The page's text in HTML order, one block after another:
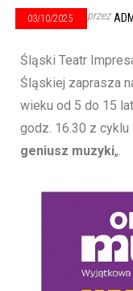
03/10/2025 przez
Śląski Teatr
Śląskiej zaprasza
wieku od 5 do 15
godz. 16.30 z cyklu
geniusz muzyki„.